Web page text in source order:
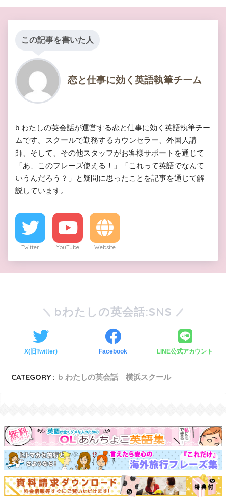
この記事を書いた人
恋と仕事に効く英語執筆チーム
b わたしの英会話が運営する恋と仕事に効く英語執筆チー
ムです。スクールで勤務するカウンセラー、外国人講
師、そして、その他スタッフがお客様サポートを通じて
「あ、このフレーズ使える！」「これって英語でなんて
いうんだろう？」と疑問に思ったことを記事を通じて解
説しています。
Twitter YouTube Website
bわたしの英会話:SNS
X(旧Twitter) Facebook LINE公式アカウント
CATEGORY : b わたしの英会話 横浜スクール